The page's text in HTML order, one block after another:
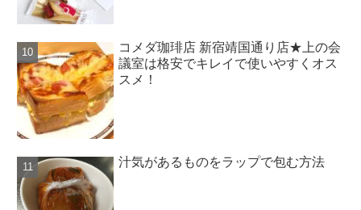
コメダ珈琲店 新宿靖国通り店★上の会
議室は格安でキレイで使いやすくオス
スメ！
汁気があるものをラップで包む方法